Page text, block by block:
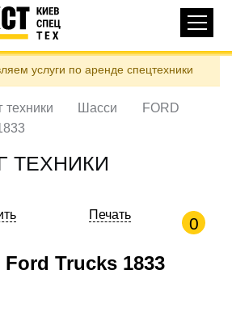
услуги по аренде спецтехники
техники Шасси
FORD
ТЕХНИКИ
Печать 0
Trucks 1833